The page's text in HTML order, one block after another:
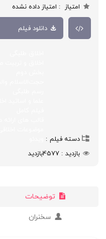
امتیاز
امتیاز داده نشده
دانلود فیلم
دسته فیلم
بازدید
4577بازدید
توضیحات
سخنران